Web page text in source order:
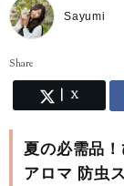
Sayumi
Share
X
夏の必需品
アロマ 防虫